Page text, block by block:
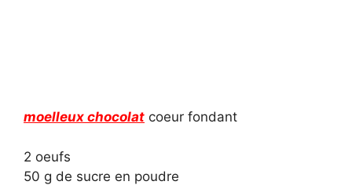
moelleux chocolat coeur fondant
2 oeufs
50 g de sucre en poudre